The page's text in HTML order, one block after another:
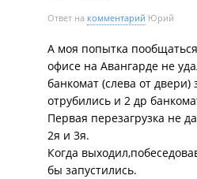
Ответ на комментарий Юрий
А моя попытка
офисе на Авангарде не
банкомат (слева от двери)
отрубились и 2 др
Первая перезагрузка не
2я и 3я.
Когда
бы запустились.